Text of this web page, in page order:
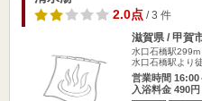
2.0点/ 3 件
滋賀県 / 甲賀
水口石橋駅299m
水口石橋駅より
営業時間 16:00
入浴料金 490円